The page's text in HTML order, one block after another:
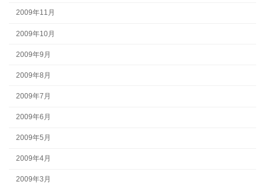
2009年11月
2009年10月
2009年9月
2009年8月
2009年7月
2009年6月
2009年5月
2009年4月
2009年3月